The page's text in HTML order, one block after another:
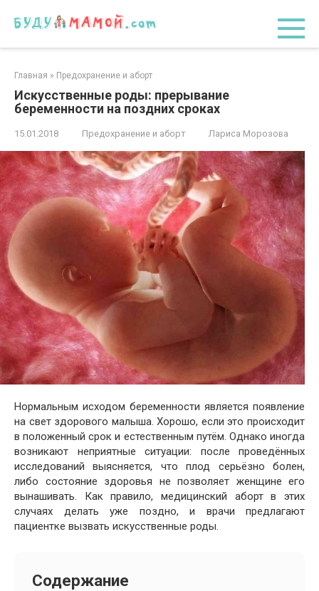
Главная » Предохранение и аборт
Искусственные роды: прерывание
беременности на поздних сроках
15.01.2018 Предохранение и аборт Лариса Морозова
Нормальным исходом беременности является появление
на свет здорового малыша. Хорошо, если это происходит
в положенный срок и естественным путём. Однако иногда
возникают неприятные ситуации: после проведённых
исследований выясняется, что плод серьёзно болен,
либо состояние здоровья не позволяет женщине его
вынашивать. Как правило, медицинский аборт в этих
случаях делать уже поздно, и врачи предлагают
пациентке вызвать искусственные роды.
Содержание